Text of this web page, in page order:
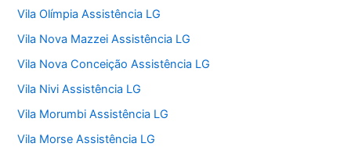
Vila Olímpia Assistência LG
Vila Nova Mazzei Assistência LG
Vila Nova Conceição Assistência LG
Vila Nivi Assistência LG
Vila Morumbi Assistência LG
Vila Morse Assistência LG